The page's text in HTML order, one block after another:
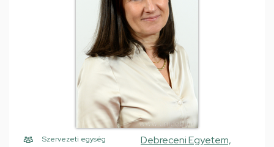
Szervezeti egység
Debreceni Egyetem,